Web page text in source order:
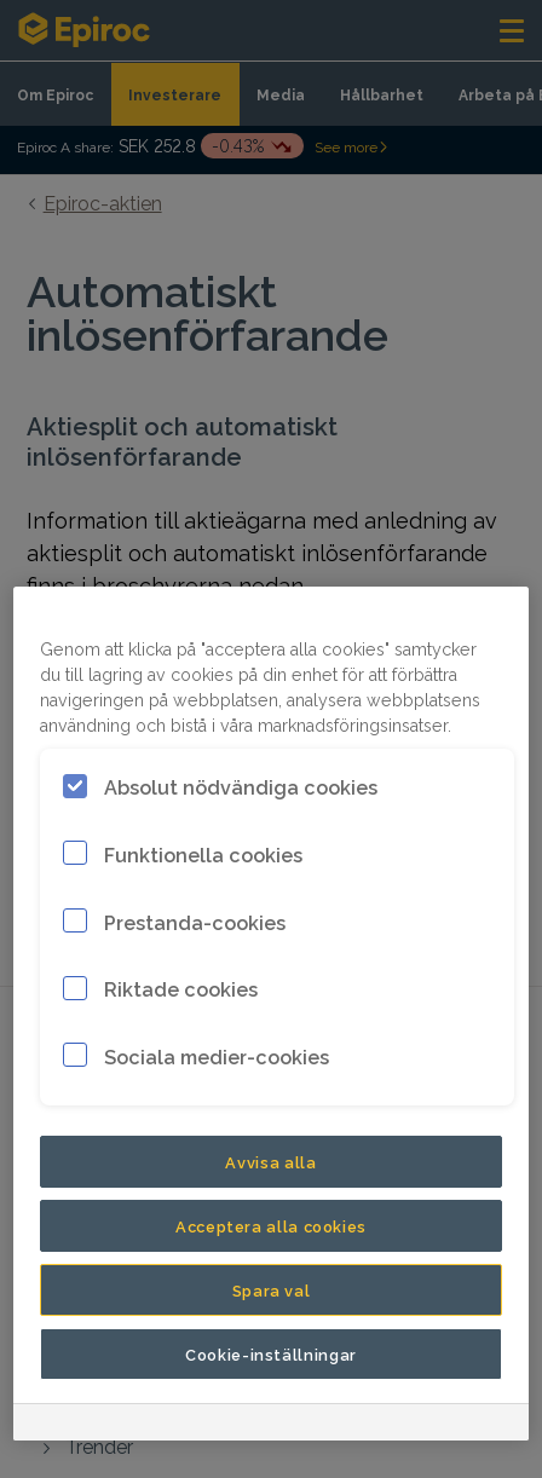
Skip to content
Om Epiroc Investerare Media Hållbarhet Arbeta på
Epiroc A share: SEK 252.8 -0.43% See more
Epiroc-aktien
Automatiskt
inlösenförfarande
Aktiesplit och automatiskt
inlösenförfarande
Information till aktieägarna med anledning av
aktiesplit och automatiskt inlösenförfarande
finns i broschyrerna nedan.
Informationsbroschyr om
aktiesplit och inlösen 2021
Skatteverkets
Om oss
Vår verksamhet
Epiroc på två minuter
Vårt varumärke
Utmärkelser
Trender
Genom att klicka på "acceptera alla cookies" samtycker
du till lagring av cookies på din enhet för att förbättra
navigeringen på webbplatsen, analysera webbplatsens
användning och bistå i våra marknadsföringsinsatser.
Absolut nödvändiga cookies
Funktionella cookies
Prestanda-cookies
Riktade cookies
Sociala medier-cookies
Avvisa alla
Acceptera alla cookies
Spara val
Cookie-inställningar